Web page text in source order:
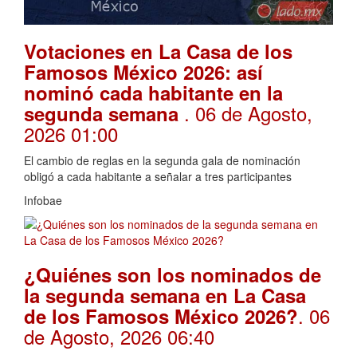
Votaciones en La Casa de los
Famosos México 2026: así
nominó cada habitante en la
segunda semana . 06 de Agosto,
2026 01:00
El cambio de reglas en la segunda gala de nominación
obligó a cada habitante a señalar a tres participantes
Infobae
¿Quiénes son los nominados de
la segunda semana en La Casa
de los Famosos México 2026?. 06
de Agosto, 2026 06:40